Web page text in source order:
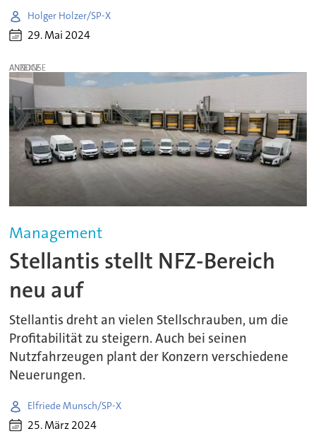
Holger Holzer/SP-X
29. Mai 2024
ANZEIGE
Management
Stellantis stellt NFZ-Bereich
neu auf
Stellantis dreht an vielen Stellschrauben, um die
Profitabilität zu steigern. Auch bei seinen
Nutzfahrzeugen plant der Konzern verschiedene
Neuerungen.
Elfriede Munsch/SP-X
25. März 2024